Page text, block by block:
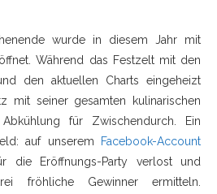
wurde in diesem Jahr mit
Während das Festzelt mit den
den aktuellen Charts eingeheizt
mit seiner gesamten kulinarischen
für Zwischendurch. Ein
auf unserem
Facebook-Account
die Eröffnungs-Party verlost und
fröhliche Gewinner ermitteln.